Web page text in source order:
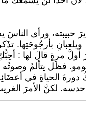
ورأى
ويلعبانِ
أولَّ مرةٍ قالَ لها :
فظَل يتألمُ وصوتُه
الحياةِ في
لكنَّ الأمرَ